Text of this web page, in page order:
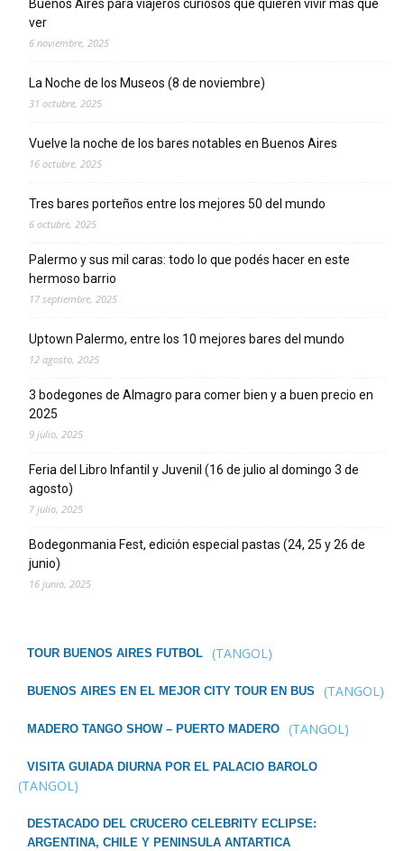
Buenos Aires para viajeros curiosos que quieren vivir más que
ver
6 noviembre, 2025
La Noche de los Museos (8 de noviembre)
31 octubre, 2025
Vuelve la noche de los bares notables en Buenos Aires
16 octubre, 2025
Tres bares porteños entre los mejores 50 del mundo
6 octubre, 2025
Palermo y sus mil caras: todo lo que podés hacer en este
hermoso barrio
17 septiembre, 2025
Uptown Palermo, entre los 10 mejores bares del mundo
12 agosto, 2025
3 bodegones de Almagro para comer bien y a buen precio en
2025
9 julio, 2025
Feria del Libro Infantil y Juvenil (16 de julio al domingo 3 de
agosto)
7 julio, 2025
Bodegonmania Fest, edición especial pastas (24, 25 y 26 de
junio)
16 junio, 2025
TOUR BUENOS AIRES FUTBOL (TANGOL)
BUENOS AIRES EN EL MEJOR CITY TOUR EN BUS (TANGOL)
MADERO TANGO SHOW – PUERTO MADERO (TANGOL)
VISITA GUIADA DIURNA POR EL PALACIO BAROLO
(TANGOL)
DESTACADO DEL CRUCERO CELEBRITY ECLIPSE:
ARGENTINA, CHILE Y PENINSULA ANTARTICA